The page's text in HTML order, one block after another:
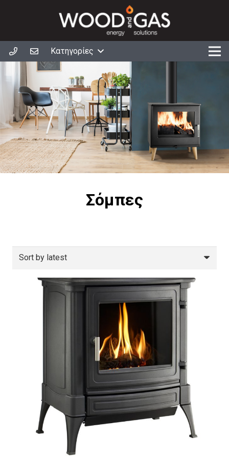
Κατηγορίες
Σόμπες